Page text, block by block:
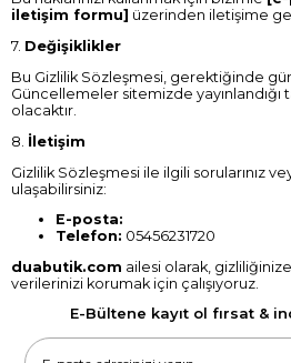
iletişim formu] üzerinden iletişime
7. Değişiklikler
Bu Gizlilik Sözleşmesi, gerektiğinde
Güncellemeler sitemizde
olacaktır.
8. İletişim
Gizlilik Sözleşmesi ile ilgili sorularınız
ulaşabilirsiniz:
E-posta:
Telefon: 05456231720
duabutik.com ailesi olarak,
verilerinizi korumak için çalışıyoruz.
E-Bültene kayıt ol fırsat &